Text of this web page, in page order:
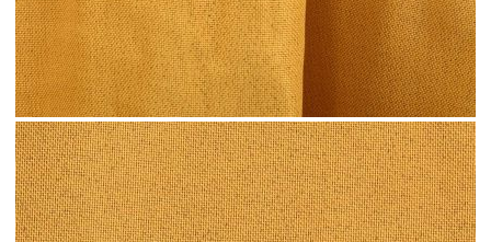
Безплатна доставка до адрес при плащане по банков път
Цвят:
Жълт
Материал:
100% полиестер
Размери:
140 х 245 cм (Ш х В)
EAN code:
8720286020203